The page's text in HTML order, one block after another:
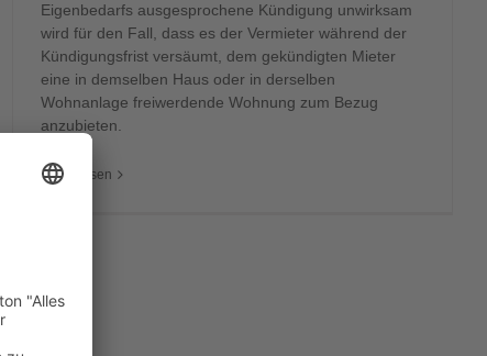
Eigenbedarfs ausgesprochene Kündigung unwirksam
wird für den Fall, dass es der Vermieter während der
Kündigungsfrist versäumt, dem gekündigten Mieter
eine in demselben Haus oder in derselben
Wohnanlage freiwerdende Wohnung zum Bezug
anzubieten.
Weiterlesen